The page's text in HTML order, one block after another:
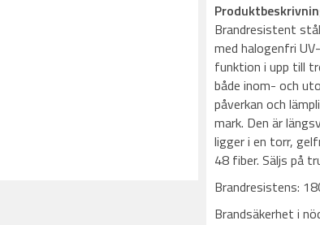
Brandresistent
med halogenfri
funktion i upp till
både inom- och
påverkan och
mark. Den är
ligger i en torr,
48 fiber. Säljs på
Brandresistens:
Brandsäkerhet i